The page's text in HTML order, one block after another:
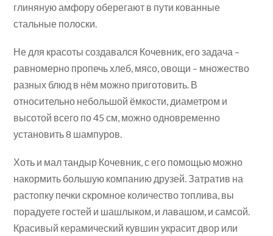
глиняную амфору оберегают в пути кованные
стальные полоски.
Не для красоты создавался Кочевник, его задача –
равномерно пропечь хлеб, мясо, овощи – множество
разных блюд в нём можно приготовить. В
относительно небольшой ёмкости, диаметром и
высотой всего по 45 см, можно одновременно
установить 8 шампуров.
Хоть и мал тандыр Кочевник, с его помощью можно
накормить большую компанию друзей. Затратив на
растопку печки скромное количество топлива, вы
порадуете гостей и шашлыком, и лавашом, и самсой.
Красивый керамический кувшин украсит двор или